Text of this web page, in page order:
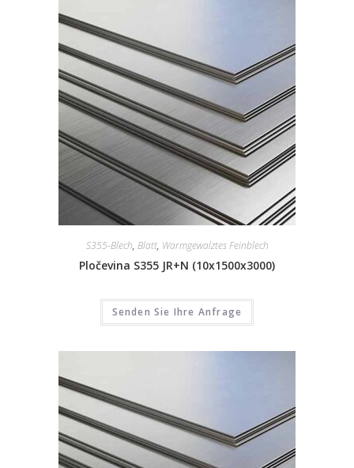
S355-Blech, Blatt, Warmgewalztes Feinblech
Pločevina S355 JR+N (10x1500x3000)
Senden Sie Ihre Anfrage